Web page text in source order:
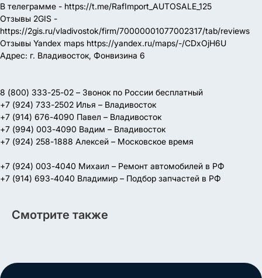
В телеграмме - https://t.me/RafImport_AUTOSALE_125
Отзывы 2GIS -
https://2gis.ru/vladivostok/firm/70000001077002317/tab/reviews
Отзывы Yandex maps https://yandex.ru/maps/-/CDxOjH6U
Адрес: г. Владивосток, Фонвизина 6
8 (800) 333-25-02 – Звонок по России бесплатный
+7 (924) 733-2502 Илья – Владивосток
+7 (914) 676-4090 Павел – Владивосток
+7 (994) 003-4090 Вадим – Владивосток
+7 (924) 258-1888 Алексей – Московское время
+7 (924) 003-4040 Михаил – Ремонт автомобилей в РФ
+7 (914) 693-4040 Владимир – Подбор запчастей в РФ
Смотрите также